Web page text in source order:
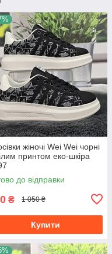
жіночі Wei Wei чорні
принтом еко-шкіра
до відправки
₴ 1 050 ₴
Купити